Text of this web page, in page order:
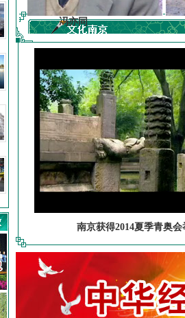
冯亦同
南京获得2014夏季青奥会